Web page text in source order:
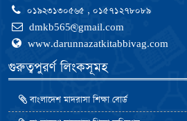
০১৯২৩১৩০৫৬৫ , ০১৫৭১২৭৮০৮৯
dmkb565@gmail.com
www.darunnazatkitabbivag.com
গুরুত্বপুরর্ণ লিংকসূমহ
বাংলাদেশ মাদরাসা শিক্ষা বোর্ড